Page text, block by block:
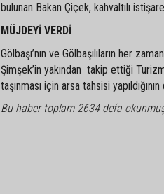
bulunan Bakan Çiçek, kahvaltılı
MÜJDEYİ VERDİ
Gölbaşı’nın ve Gölbaşılıların her
Şimşek’in yakından takip ettiği
taşınması için arsa tahsisi
Bu haber toplam 2634 defa